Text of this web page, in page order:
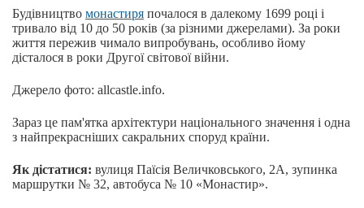
Будівництво монастиря почалося в далекому 1699 році і
тривало від 10 до 50 років (за різними джерелами). За роки
життя пережив чимало випробувань, особливо йому
дісталося в роки Другої світової війни.
Джерело фото: allcastle.info.
Зараз це пам'ятка архітектури національного значення і одна
з найпрекрасніших сакральних споруд країни.
Як дістатися: вулиця Паїсія Величковського, 2А, зупинка
маршрутки № 32, автобуса № 10 «Монастир».